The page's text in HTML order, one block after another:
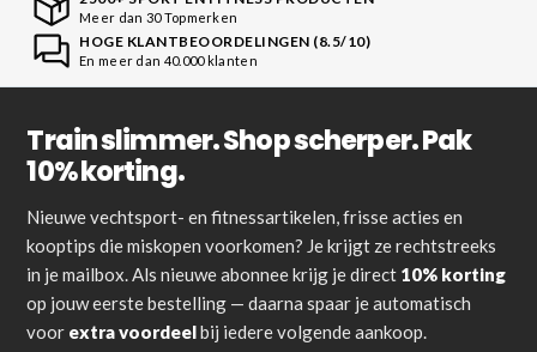
Meer dan 30 Topmerken
HOGE KLANTBEOORDELINGEN (8.5/10)
En meer dan 40.000 klanten
Train slimmer. Shop scherper. Pak
10% korting.
Nieuwe vechtsport- en fitnessartikelen, frisse acties en
kooptips die miskopen voorkomen? Je krijgt ze rechtstreeks
in je mailbox. Als nieuwe abonnee krijg je direct 10% korting
op jouw eerste bestelling — daarna spaar je automatisch
voor extra voordeelbij iedere volgende aankoop.